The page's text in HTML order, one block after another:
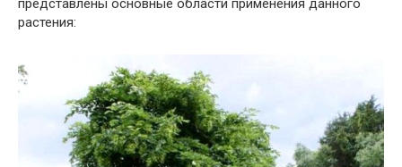
представлены основные области применения данного
растения: